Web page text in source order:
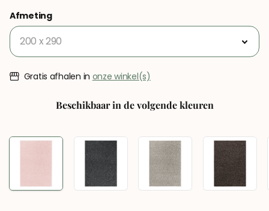
Afmeting
Gratis afhalen in onze winkel(s)
Beschikbaar in de volgende kleuren